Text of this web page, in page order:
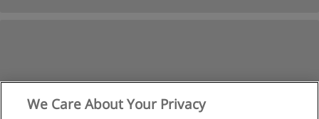
We Care About Your Privacy